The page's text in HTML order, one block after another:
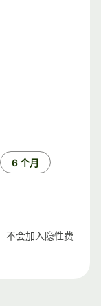
6 个月
不会加入隐性费